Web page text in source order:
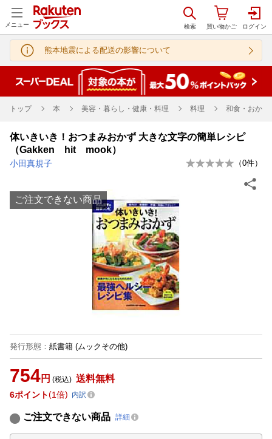
メニュー
熊本地震による配送の影響について
トップ 本 美容・暮らし・健康・料理 料理 和食・おかず
体いきいき！おつまみおかず 大きな文字の簡単レシピ
（Gakken hit mook）
小田真規子 （0件）
ご注文できない商品
発行形態 ： 紙書籍 (ムックその他)
754円 (税込) 送料無料
6ポイント 1倍 内訳
ご注文できない商品 詳細